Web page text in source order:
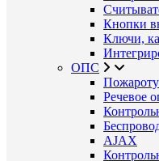
Кнопки
Ключи,
ОПС
Речевое
AJAX